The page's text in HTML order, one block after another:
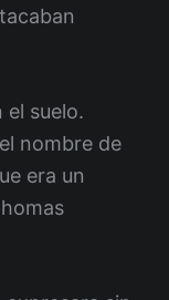
el suelo.
nombre de
era un